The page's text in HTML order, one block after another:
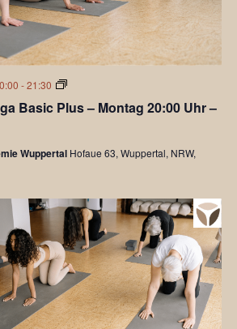
Basic Plus – Montag 20:00 Uhr –
-21:30
Tripada
Basic
Wuppertal Hofaue 63, Wuppertal, NRW,